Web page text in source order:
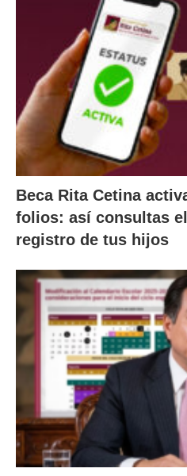
Beca Rita Cetina
folios: así consultas
registro de tus hijos